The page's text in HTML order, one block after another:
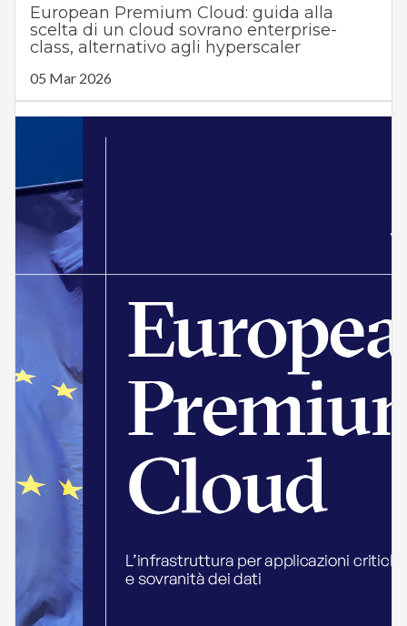
European Premium Cloud: guida alla
scelta di un cloud sovrano enterprise-
class, alternativo agli hyperscaler
05 Mar 2026